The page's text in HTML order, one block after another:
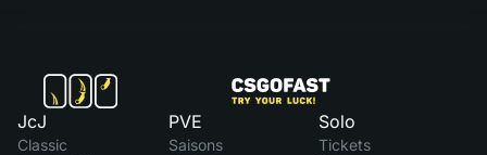
JcJ
Classic
PVE
Saisons
Solo
Tickets